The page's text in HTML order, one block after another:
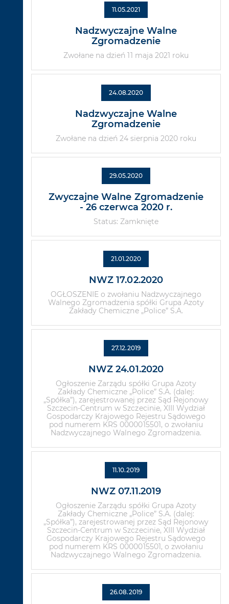
11.05.2021
Nadzwyczajne Walne
Zgromadzenie
Zwołane na dzień 11 maja 2021 roku
24.08.2020
Nadzwyczajne Walne
Zgromadzenie
Zwołane na dzień 24 sierpnia 2020 roku
29.05.2020
Zwyczajne Walne Zgromadzenie
- 26 czerwca 2020 r.
Status: Zamknięte
21.01.2020
NWZ 17.02.2020
OGŁOSZENIE o zwołaniu Nadzwyczajnego
Walnego Zgromadzenia spółki Grupa Azoty
Zakłady Chemiczne „Police” S.A.
27.12.2019
NWZ 24.01.2020
Ogłoszenie Zarządu spółki Grupa Azoty
Zakłady Chemiczne „Police” S.A. (dalej:
„Spółka”), zarejestrowanej przez Sąd Rejonowy
Szczecin-Centrum w Szczecinie, XIII Wydział
Gospodarczy Krajowego Rejestru Sądowego
pod numerem KRS 0000015501, o zwołaniu
Nadzwyczajnego Walnego Zgromadzenia.
11.10.2019
NWZ 07.11.2019
Ogłoszenie Zarządu spółki Grupa Azoty
Zakłady Chemiczne „Police” S.A. (dalej:
„Spółka”), zarejestrowanej przez Sąd Rejonowy
Szczecin-Centrum w Szczecinie, XIII Wydział
Gospodarczy Krajowego Rejestru Sądowego
pod numerem KRS 0000015501, o zwołaniu
Nadzwyczajnego Walnego Zgromadzenia.
26.08.2019